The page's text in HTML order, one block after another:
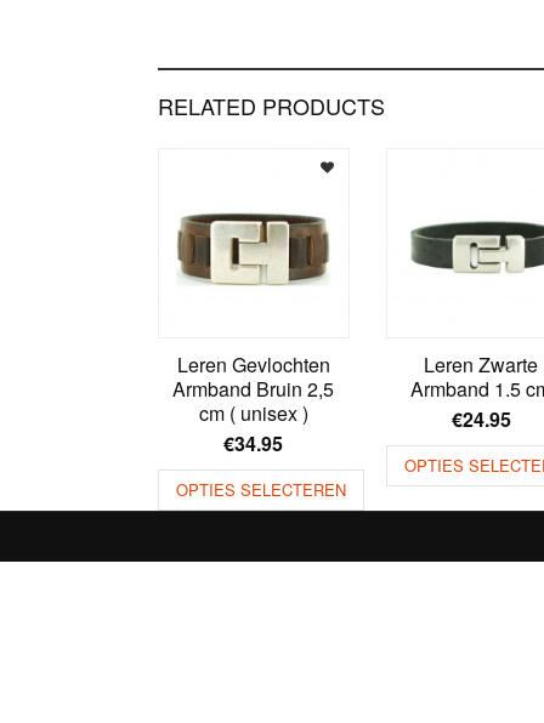
RELATED PRODUCTS
Leren Gevlochten
Armband Bruin 2,5
cm ( unisex )
€34.95
OPTIES SELECTEREN
Leren Zwarte
Armband 1.5
€24.95
OPTIES